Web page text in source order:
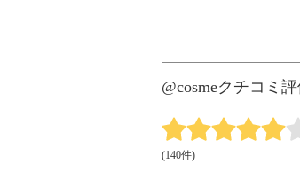
@cosmeクチコミ
(140件)